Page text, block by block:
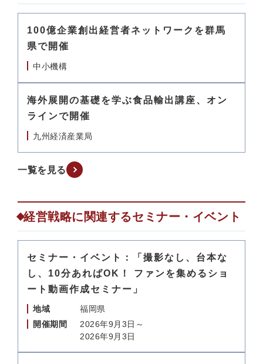
100億企業創出経営者ネットワークを群馬
県で開催
中小機構
海外展開の基礎を学ぶ食品輸出講座、オン
ラインで開催
九州経済産業局
一覧を見る
経営戦略に関連するセミナー・イベント
セミナー・イベント：「撮影なし、台本な
し、10分あればOK！ ファンを集めるショ
ート動画作成セミナー」
地域
福岡県
開催期間
2026年9月3日～
2026年9月3日